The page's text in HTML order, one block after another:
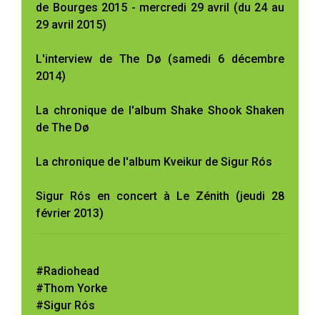
de Bourges 2015 - mercredi 29 avril (du 24 au
29 avril 2015)
L'interview de The Dø (samedi 6 décembre
2014)
La chronique de l'album Shake Shook Shaken
de The Dø
La chronique de l'album Kveikur de Sigur Rós
Sigur Rós en concert à Le Zénith (jeudi 28
février 2013)
#Radiohead
#Thom Yorke
#Sigur Rós